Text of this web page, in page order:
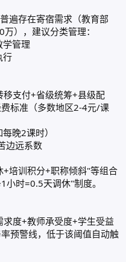
遍存在寄宿需求（教育部
），建议分类管理：
学管理
行
支付+省级统筹+县级配
标准（多数地区2-4元/课
晚2课时）
边远系数
培训积分+职称倾斜"等组合
时=0.5天调休"制度。
度+教师承受度+学生受益
预警线，低于该阈值自动触